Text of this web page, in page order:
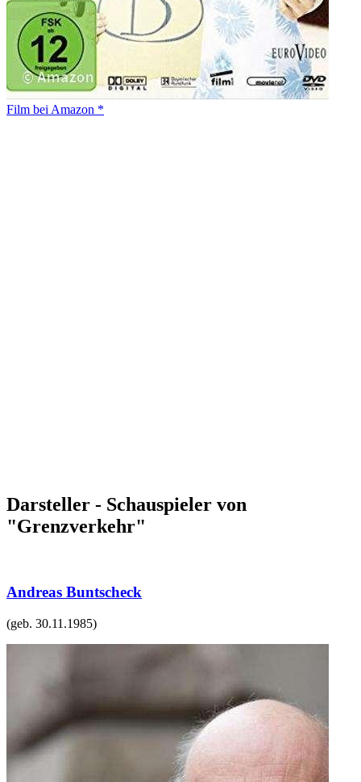
Film bei Amazon *
Darsteller - Schauspieler von
"Grenzverkehr"
Andreas Buntscheck
(geb. 30.11.1985)